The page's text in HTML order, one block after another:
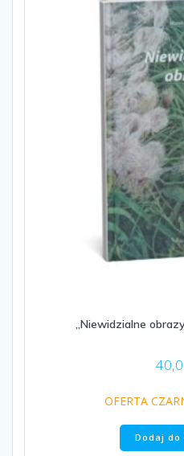
„Niewidzialne
OFERTA
Dodaj do